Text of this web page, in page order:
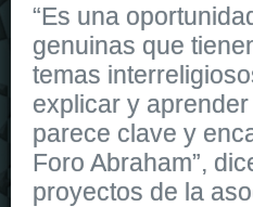
“Es una
genuinas que
temas
explicar y
parece clave y
Foro Abraham”,
proyectos de la